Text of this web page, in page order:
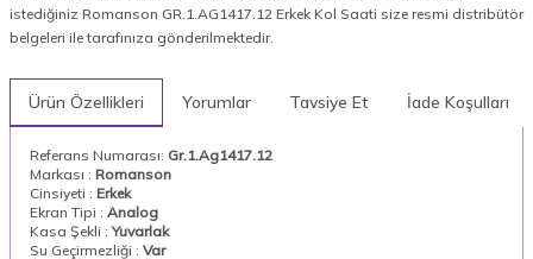
istediğiniz Romanson GR.1.AG1417.12 Erkek Kol Saati size resmi distribütör
belgeleri ile tarafınıza gönderilmektedir.
Ürün Özellikleri Yorumlar Tavsiye Et İade Koşulları
Referans Numarası: Gr.1.Ag1417.12
Markası : Romanson
Cinsiyeti : Erkek
Ekran Tipi : Analog
Kasa Şekli :Yuvarlak
Su Geçirmezliği : Var